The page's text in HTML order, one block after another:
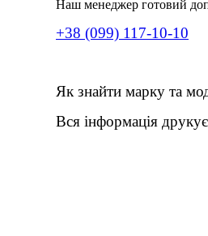
Наш менеджер готовий
+38 (099) 117-10-10
Як знайти марку та
Вся інформація